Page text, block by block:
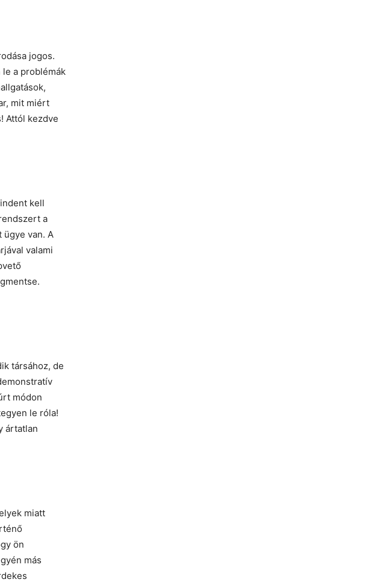
jogos.
a problémák
mit miért
Attól kezdve
kell
a
ügye van. A
valami
társához, de
módon
le róla!
ártatlan
miatt
ön
más